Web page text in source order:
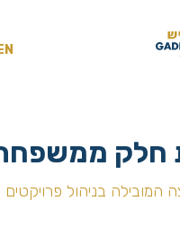
EN
חלק
המובילה בניהול פרויקטים